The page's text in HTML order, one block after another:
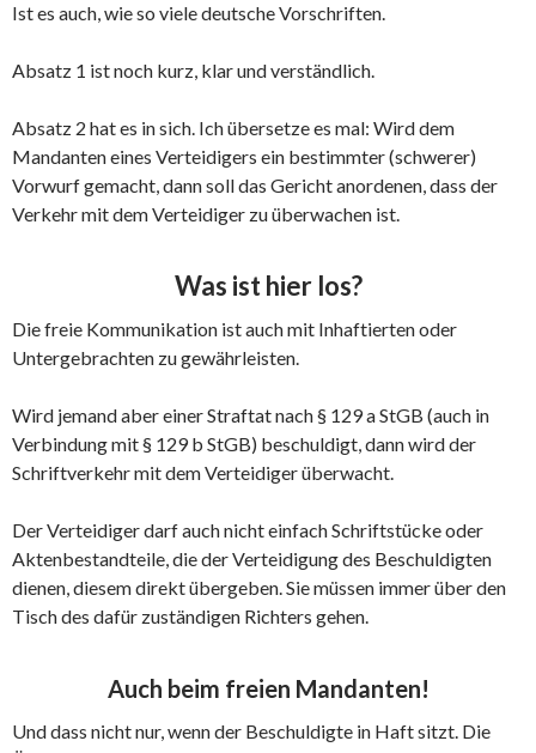
Ist es auch, wie so viele deutsche Vorschriften.
Absatz 1 ist noch kurz, klar und verständlich.
Absatz 2 hat es in sich. Ich übersetze es mal: Wird dem
Mandanten eines Verteidigers ein bestimmter (schwerer)
Vorwurf gemacht, dann soll das Gericht anordenen, dass der
Verkehr mit dem Verteidiger zu überwachen ist.
Was ist hier los?
Die freie Kommunikation ist auch mit Inhaftierten oder
Untergebrachten zu gewährleisten.
Wird jemand aber einer Straftat nach § 129 a StGB (auch in
Verbindung mit § 129 b StGB) beschuldigt, dann wird der
Schriftverkehr mit dem Verteidiger überwacht.
Der Verteidiger darf auch nicht einfach Schriftstücke oder
Aktenbestandteile, die der Verteidigung des Beschuldigten
dienen, diesem direkt übergeben. Sie müssen immer über den
Tisch des dafür zuständigen Richters gehen.
Auch beim freien Mandanten!
Und dass nicht nur, wenn der Beschuldigte in Haft sitzt. Die